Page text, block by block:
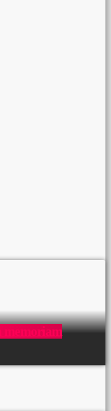
memoriam